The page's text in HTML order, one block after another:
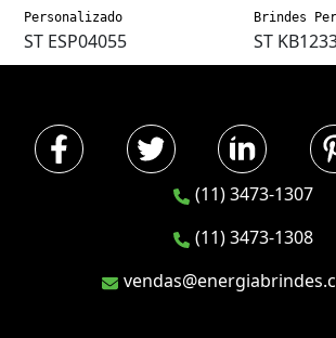
Personalizado
ST ESP04055
Brindes
ST
(11) 3473-1307
(11) 3473-1308